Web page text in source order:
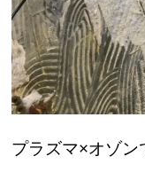
プラズマ×オゾ